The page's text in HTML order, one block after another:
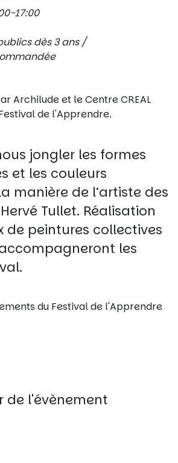
17:00
dès 3 ans /
Archilude et le Centre CREAL
de l'Apprendre.
jongler les formes
et les couleurs
manière de l’artiste des
Tullet. Réalisation
de peintures collectives
les
du Festival de l'Apprendre
de l'évènement